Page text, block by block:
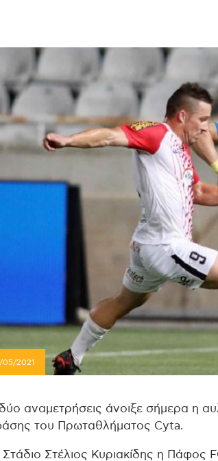
05/2021
αναμετρήσεις άνοιξε σήμερα η
του Πρωταθλήματος Cyta.
Στάδιο Στέλιος Κυριακίδης η Πάφος